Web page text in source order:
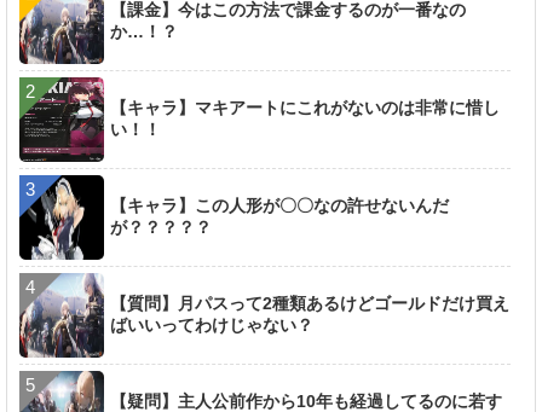
【課金】今はこの方法で課金するのが一番なの
か…！？
【キャラ】マキアートにこれがないのは非常に惜し
い！！
【キャラ】この人形が〇〇なの許せないんだ
が？？？？？
【質問】月パスって2種類あるけどゴールドだけ買え
ばいいってわけじゃない？
【疑問】主人公前作から10年も経過してるのに若す